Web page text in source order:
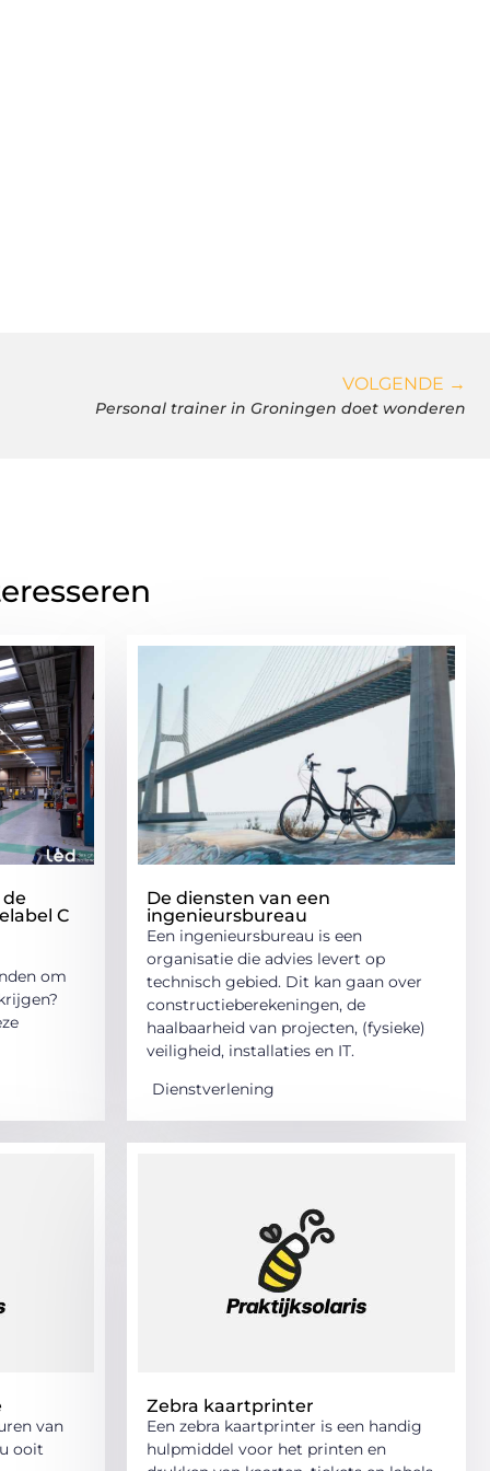
VOLGENDE →
Personal trainer in Groningen doet wonderen
C
om
De diensten van een
ingenieursbureau
Een ingenieursbureau is een
organisatie die advies levert op
technisch gebied. Dit kan gaan over
constructieberekeningen, de
haalbaarheid van projecten, (fysieke)
veiligheid, installaties en IT.
Dienstverlening
van
ooit
Zebra kaartprinter
Een zebra kaartprinter is een handig
hulpmiddel voor het printen en